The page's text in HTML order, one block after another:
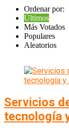
Ordenar por:
Últimos
Más Votados
Populares
Aleatorios
Servicios
tecnología